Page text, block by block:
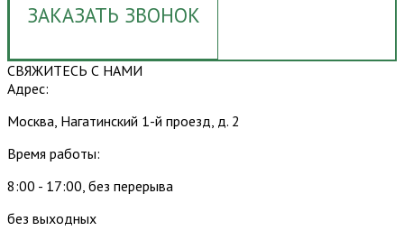
ЗАКАЗАТЬ ЗВОНОК
СВЯЖИТЕСЬ С НАМИ
Адрес:
Москва, Нагатинский 1-й проезд, д. 2
Время работы:
8:00 - 17:00, без перерыва
без выходных